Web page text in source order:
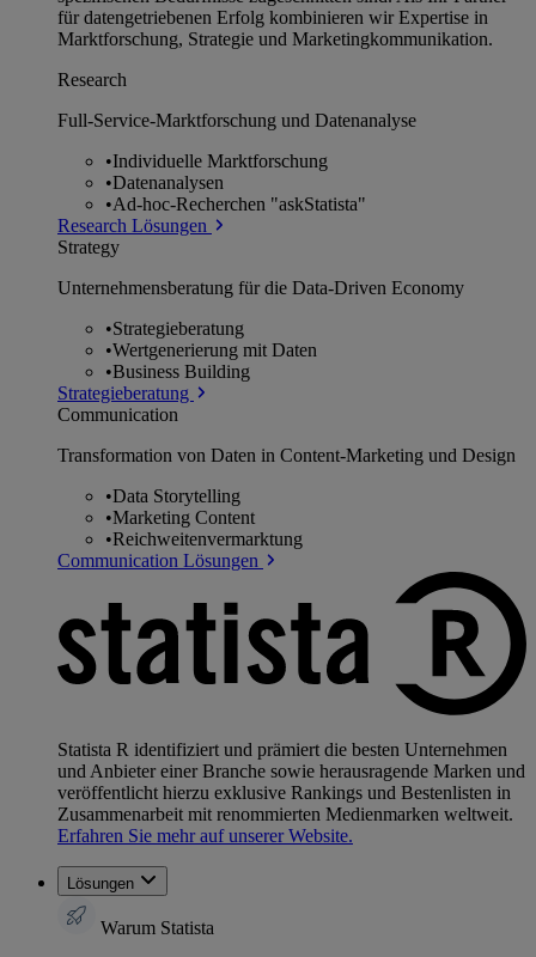
für datengetriebenen Erfolg kombinieren wir Expertise in
Marktforschung, Strategie und Marketingkommunikation.
Research
Full-Service-Marktforschung und Datenanalyse
•Individuelle Marktforschung
•Datenanalysen
•Ad-hoc-Recherchen "askStatista"
Research Lösungen
Strategy
Unternehmens­beratung für die Data-Driven Economy
•Strategieberatung
•Wertgenerierung mit Daten
•Business Building
Strategieberatung
Communication
Transformation von Daten in Content-Marketing und Design
•Data Storytelling
•Marketing Content
•Reichweitenvermarktung
Communication Lösungen
Statista R identifiziert und prämiert die besten Unternehmen
und Anbieter einer Branche sowie herausragende Marken und
veröffentlicht hierzu exklusive Rankings und Bestenlisten in
Zusammenarbeit mit renommierten Medienmarken weltweit.
Erfahren Sie mehr auf unserer Website.
Lösungen
Warum Statista